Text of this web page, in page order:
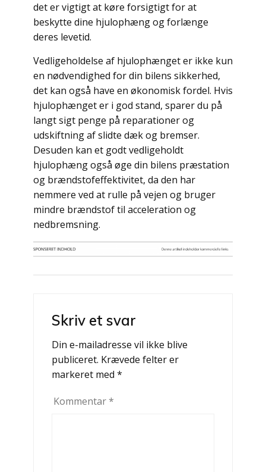
det er vigtigt at køre forsigtigt for at
beskytte dine hjulophæng og forlænge
deres levetid.
Vedligeholdelse af hjulophænget er ikke kun
en nødvendighed for din bilens sikkerhed,
det kan også have en økonomisk fordel. Hvis
hjulophænget er i god stand, sparer du på
langt sigt penge på reparationer og
udskiftning af slidte dæk og bremser.
Desuden kan et godt vedligeholdt
hjulophæng også øge din bilens præstation
og brændstofeffektivitet, da den har
nemmere ved at rulle på vejen og bruger
mindre brændstof til acceleration og
nedbremsning.
Skriv et svar
Din e-mailadresse vil ikke blive
publiceret. Krævede felter er
markeret med *
Kommentar*